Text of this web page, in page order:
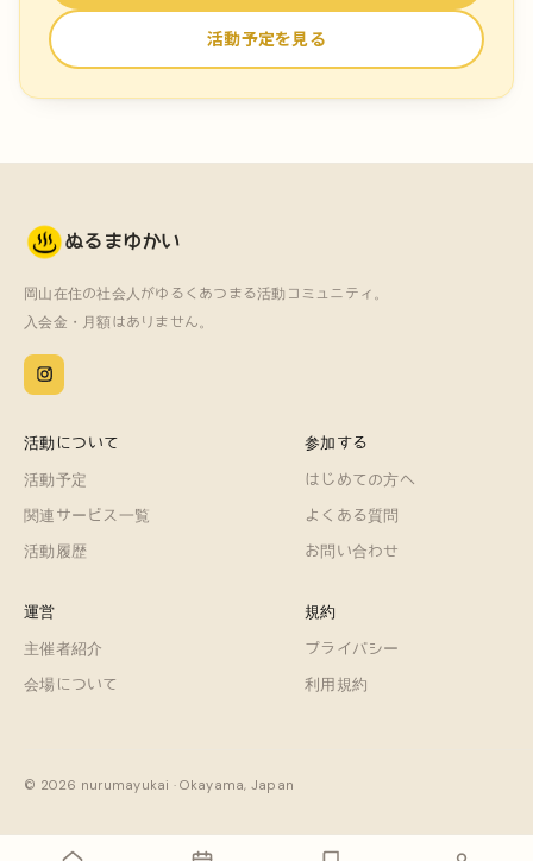
活動予定を見る
ぬるまゆかい
岡山在住の社会人がゆるくあつまる活動コミュニティ。
入会金・月額はありません。
活動について
活動予定
関連サービス一覧
活動履歴
参加する
はじめての方へ
よくある質問
お問い合わせ
運営
主催者紹介
会場について
規約
プライバシー
利用規約
© 2026 nurumayukai · Okayama, Japan